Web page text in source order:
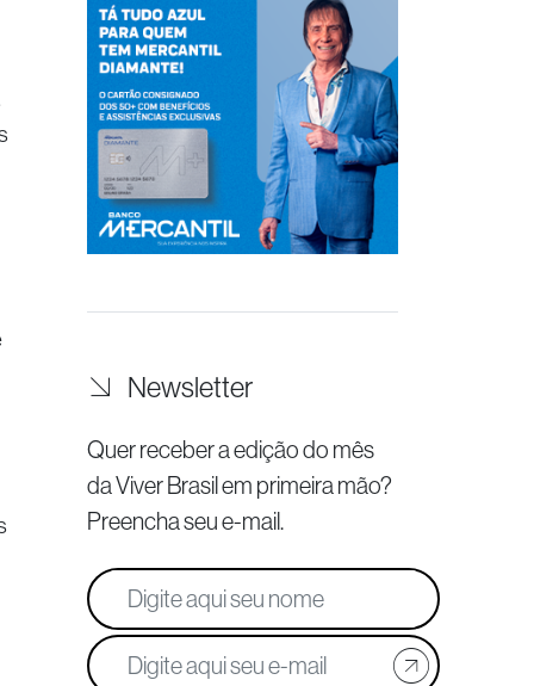
Newsletter
Quer receber a edição do mês
da Viver Brasilem primeira mão?
Preencha seu e-mail.